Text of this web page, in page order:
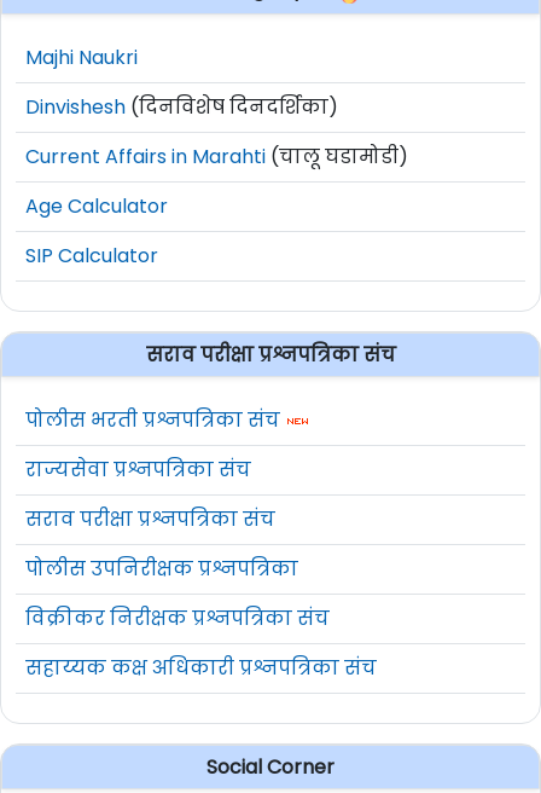
Majhi Naukri
Dinvishesh (दिनविशेष दिनदर्शिका)
Current Affairs in Marahti (चालू घडामोडी)
Age Calculator
SIP Calculator
सराव परीक्षा प्रश्नपत्रिका संच
पोलीस भरती प्रश्नपत्रिका संच
राज्यसेवा प्रश्नपत्रिका संच
सराव परीक्षा प्रश्नपत्रिका संच
पोलीस उपनिरीक्षक प्रश्नपत्रिका
विक्रीकर निरीक्षक प्रश्नपत्रिका संच
सहाय्यक कक्ष अधिकारी प्रश्नपत्रिका संच
Social Corner